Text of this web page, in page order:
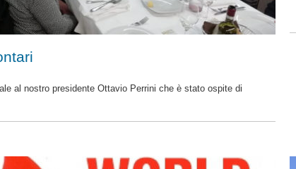
al nostro presidente Ottavio Perrini che è stato ospite di